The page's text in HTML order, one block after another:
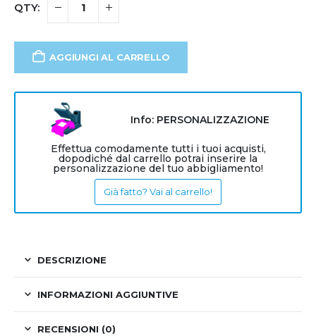
AGGIUNGI AL CARRELLO
Info: PERSONALIZZAZIONE
Effettua comodamente tutti i tuoi acquisti,
dopodiché dal carrello potrai inserire la
personalizzazione del tuo abbigliamento!
Già fatto? Vai al carrello!
DESCRIZIONE
INFORMAZIONI AGGIUNTIVE
RECENSIONI (0)